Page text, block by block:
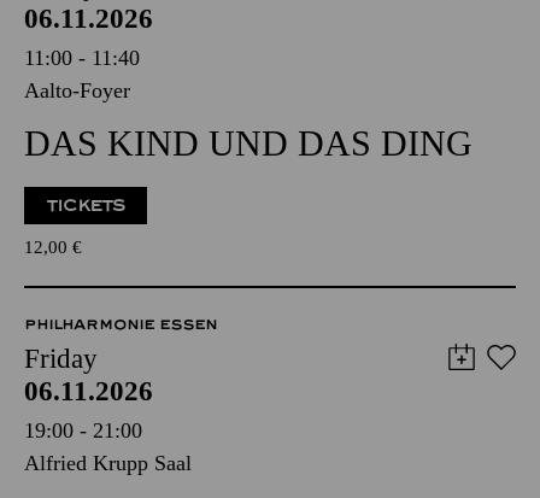
06.11.2026
11:00 - 11:40
Aalto-Foyer
DAS KIND UND DAS DING
TICKETS
12,00 €
PHILHARMONIE ESSEN
Friday
06.11.2026
19:00 - 21:00
Alfried Krupp Saal